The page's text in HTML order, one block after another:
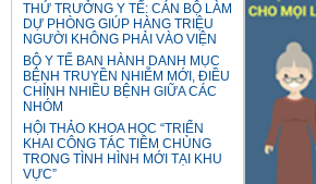
THỨ TRƯỞNG Y TẾ: CÁN BỘ LÀM
DỰ PHÒNG GIÚP HÀNG TRIỆU
NGƯỜI KHÔNG PHẢI VÀO VIỆN
BỘ Y TẾ BAN HÀNH DANH MỤC
BỆNH TRUYỀN NHIỄM MỚI, ĐIỀU
CHỈNH NHIỀU BỆNH GIỮA CÁC
NHÓM
HỘI THẢO KHOA HỌC “TRIỂN
KHAI CÔNG TÁC TIÊM CHỦNG
TRONG TÌNH HÌNH MỚI TẠI KHU
VỰC”